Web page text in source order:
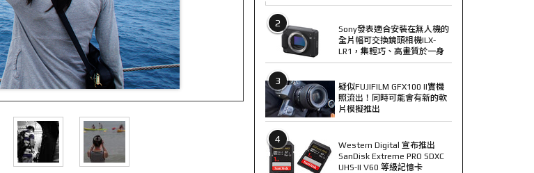
2
Sony發表適合安裝在無人機的
全片幅可交換鏡頭相機ILX-
LR1，集輕巧、高畫質於一身
3
疑似FUJIFILM GFX100 II實機
照流出！同時可能會有新的軟
片模擬推出
4
Western Digital 宣布推出
SanDisk Extreme PRO SDXC
UHS-II V60 等級記憶卡